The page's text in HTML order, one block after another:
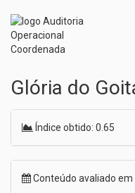
Glória do
Índice obtido: 0.65
Conteúdo avaliado